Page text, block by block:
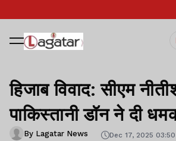
हिजाब विवाद: सीएम
पाकिस्तानी डॉन ने दी
By Lagatar News Dec 17, 2025